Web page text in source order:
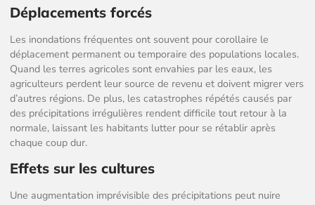
Déplacements forcés
Les inondations fréquentes ont souvent pour corollaire le
déplacement permanent ou temporaire des populations locales.
Quand les terres agricoles sont envahies par les eaux, les
agriculteurs perdent leur source de revenu et doivent migrer vers
d’autres régions. De plus, les catastrophes répétés causés par
des précipitations irrégulières rendent difficile tout retour à la
normale, laissant les habitants lutter pour se rétablir après
chaque coup dur.
Effets sur les cultures
Une augmentation imprévisible des précipitations peut nuire